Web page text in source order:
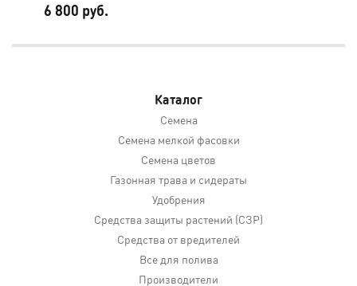
6 800 руб.
Каталог
Семена
Семена мелкой фасовки
Семена цветов
Газонная трава и сидераты
Удобрения
Средства защиты растений (СЗР)
Средства от вредителей
Все для полива
Производители